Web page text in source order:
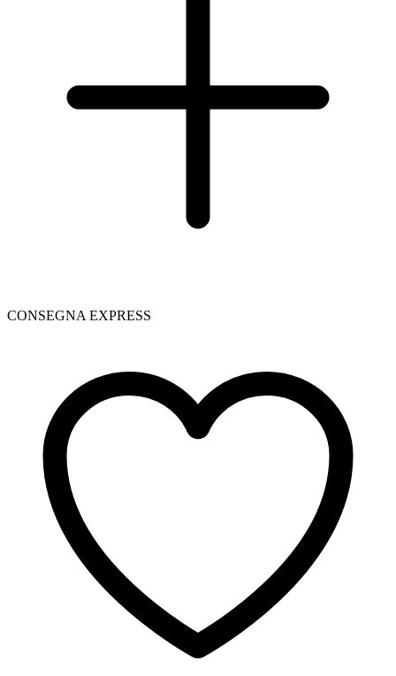
CONSEGNA EXPRESS